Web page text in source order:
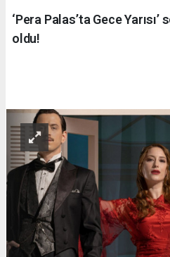
‘Pera Palas’ta Gece
oldu!